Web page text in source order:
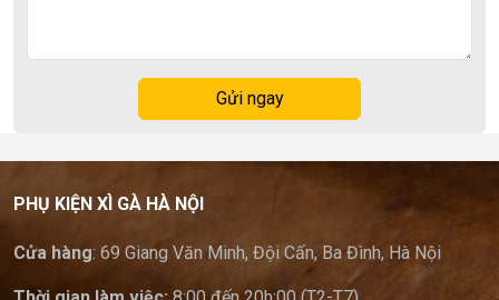
Gửi ngay
PHỤ KIỆN XÌ GÀ HÀ NỘI
Cửa hàng: 69 Giang Văn Minh, Đội Cấn, Ba Đình, Hà Nội